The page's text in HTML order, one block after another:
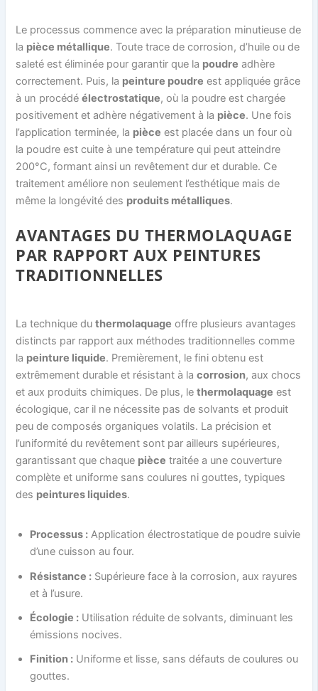
Le processus commence avec la préparation minutieuse de
la pièce métallique. Toute trace de corrosion, d’huile ou de
saleté est éliminée pour garantir que la poudre adhère
correctement. Puis, la peinture poudre est appliquée grâce
à un procédéélectrostatique, où la poudre est chargée
positivement et adhère négativement à la pièce. Une fois
l’application terminée, la pièce est placée dans un four où
la poudre est cuite à une température qui peut atteindre
200°C, formant ainsi un revêtement dur et durable. Ce
traitement améliore non seulement l’esthétique mais de
même la longévité des produits métalliques.
AVANTAGES DU THERMOLAQUAGE
PAR RAPPORT AUX PEINTURES
TRADITIONNELLES
La technique duthermolaquage offre plusieurs avantages
distincts par rapport aux méthodes traditionnelles comme
la peinture liquide. Premièrement, le fini obtenu est
extrêmement durable et résistant à lacorrosion, aux chocs
et aux produits chimiques. De plus, lethermolaquage est
écologique, car il ne nécessite pas de solvants et produit
peu de composés organiques volatils. La précision et
l’uniformité du revêtement sont par ailleurs supérieures,
garantissant que chaque pièce traitée a une couverture
complète et uniforme sans coulures ni gouttes, typiques
des peintures liquides.
Processus : Application électrostatique de poudre suivie
d’une cuisson au four.
Résistance : Supérieure face à la corrosion, aux rayures
et à l’usure.
Écologie : Utilisation réduite de solvants, diminuant les
émissions nocives.
Finition : Uniforme et lisse, sans défauts de coulures ou
gouttes.